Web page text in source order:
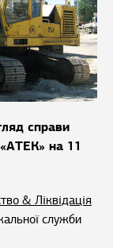
справи
на 11
& Ліквідація
служби